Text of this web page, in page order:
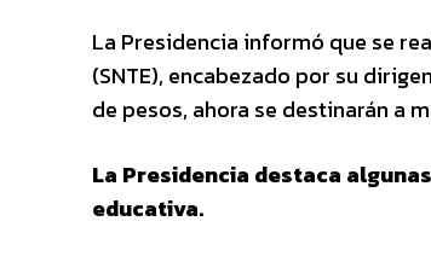
La Presidencia informó que se
(SNTE), encabezado por su
de pesos, ahora se destinarán a
La Presidencia destaca
educativa.